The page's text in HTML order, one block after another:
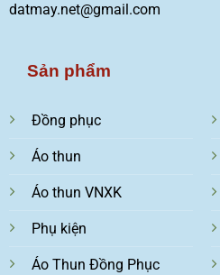
datmay.net@gmail.com
Sản phẩm
Đồng phục
Áo thun
Áo thun VNXK
Phụ kiện
Áo Thun Đồng Phục